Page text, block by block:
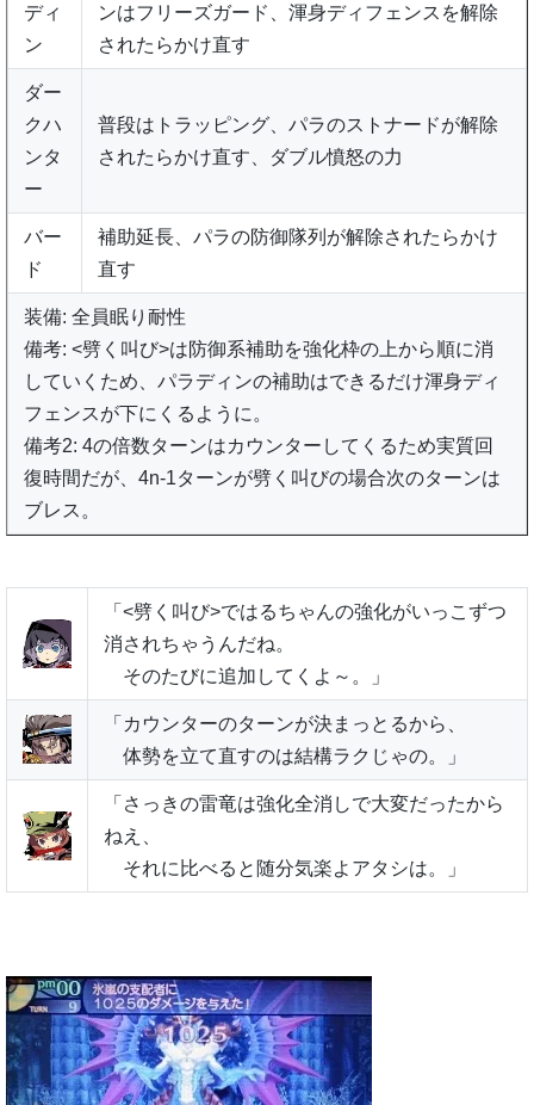
ディ
ン
ンはフリーズガード、渾身ディフェンスを解除
されたらかけ直す
ダー
クハ
ンタ
ー
普段はトラッピング、パラのストナードが解除
されたらかけ直す、ダブル憤怒の力
バー
ド
補助延長、パラの防御隊列が解除されたらかけ
直す
装備: 全員眠り耐性
備考: <劈く叫び>は防御系補助を強化枠の上から順に消
していくため、パラディンの補助はできるだけ渾身ディ
フェンスが下にくるように。
備考2: 4の倍数ターンはカウンターしてくるため実質回
復時間だが、4n-1ターンが劈く叫びの場合次のターンは
ブレス。
「<劈く叫び>ではるちゃんの強化がいっこずつ
消されちゃうんだね。
そのたびに追加してくよ～。」
「カウンターのターンが決まっとるから、
体勢を立て直すのは結構ラクじゃの。」
「さっきの雷竜は強化全消しで大変だったから
ねえ、
それに比べると随分気楽よアタシは。」